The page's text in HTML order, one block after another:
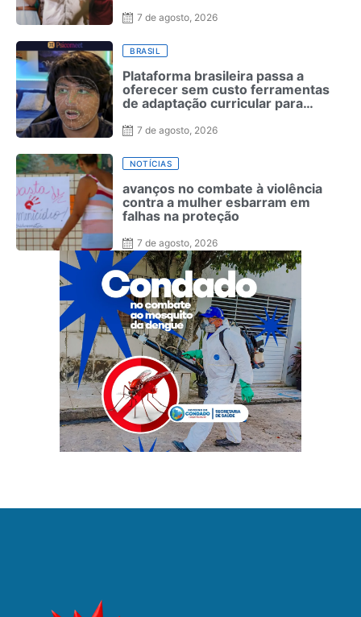
7 de agosto, 2026
BRASIL
Plataforma brasileira passa a
oferecer sem custo ferramentas
de adaptação curricular para
7 de agosto, 2026
NOTÍCIAS
avanços no combate à violência
contra a mulher esbarram em
falhas na proteção
7 de agosto, 2026